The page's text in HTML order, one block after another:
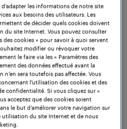
les informations de notre site
aux besoins des utilisateurs. Les
de décider quels cookies doivent
du site Internet. Vous pouvez consulter
des cookies » pour savoir à quoi servent
modifier ou révoquer votre
le faire via les « Paramètres des
des données effectué avant la
sera toutefois pas affectée. Vous
l’utilisation des cookies et des
confidentialité. Si vous cliquez sur «
acceptez que des cookies soient
le but d’améliorer votre navigation sur
utilisation du site Internet et de nous